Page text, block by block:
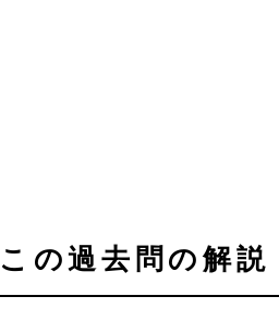
この過去問の解